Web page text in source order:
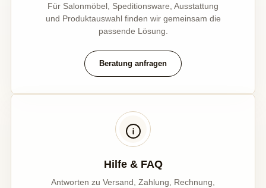
Für Salonmöbel, Speditionsware, Ausstattung
und Produktauswahl finden wir gemeinsam die
passende Lösung.
Beratung anfragen
Hilfe & FAQ
Antworten zu Versand, Zahlung, Rechnung,